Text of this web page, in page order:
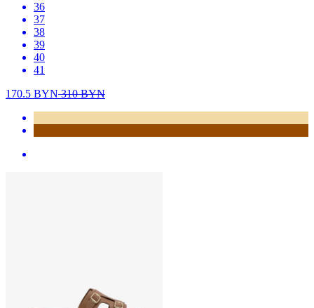
36
37
38
39
40
41
170.5 BYN310BYN